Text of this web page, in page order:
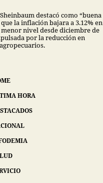
destacó como “buena
la inflación bajara a 3.12% en
nivel desde diciembre de
por la reducción en
HORA